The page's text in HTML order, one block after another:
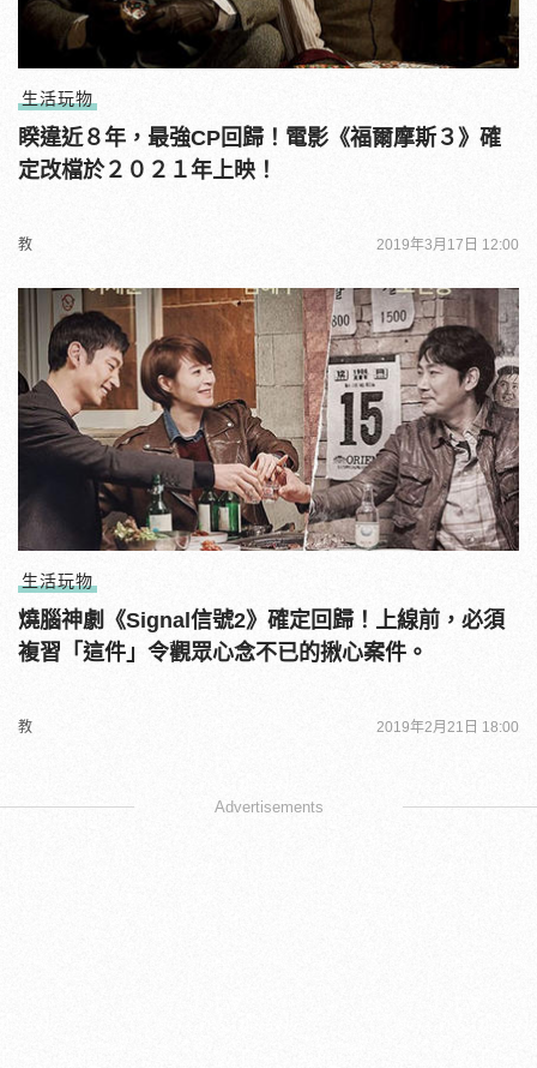
生活玩物
睽違近８年，最強CP回歸！電影《福爾摩斯３》確
定改檔於２０２１年上映！
教 2019年3月17日 12:00
生活玩物
燒腦神劇《Signal信號2》確定回歸！上線前，必須
複習「這件」令觀眾心念不已的揪心案件。
教 2019年2月21日 18:00
Advertisements